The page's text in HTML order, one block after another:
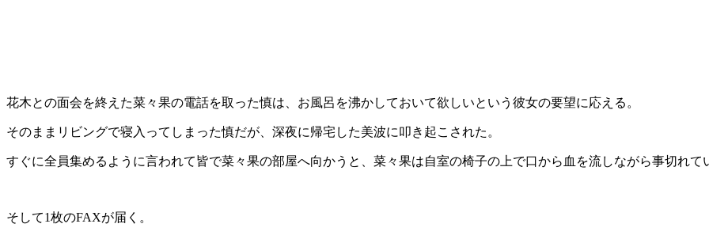
花木との面会を終えた菜々果の電話を取った慎は、お風呂を沸かしておいて欲しいという彼女の要望に応える。
そのままリビングで寝入ってしまった慎だが、深夜に帰宅した美波に叩き起こされた。
すぐに全員集めるように言われて皆で菜々果の部屋へ向かうと、菜々果は自室の椅子の上で口から血を流しながら事切れて
そして1枚のFAXが届く。